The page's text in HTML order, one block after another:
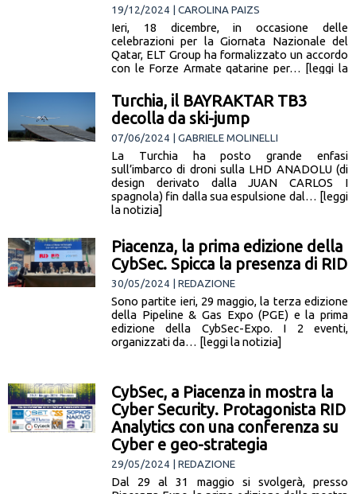
19/12/2024 | CAROLINA PAIZS
Ieri, 18 dicembre, in occasione delle
celebrazioni per la Giornata Nazionale del
Qatar, ELT Group ha formalizzato un accordo
con le Forze Armate qatarine per… [leggi la
Turchia, il BAYRAKTAR TB3
decolla da ski-jump
07/06/2024 | GABRIELE MOLINELLI
La Turchia ha posto grande enfasi
sull’imbarco di droni sulla LHD ANADOLU (di
design derivato dalla JUAN CARLOS I
spagnola) fin dalla sua espulsione dal… [leggi
la notizia]
Piacenza, la prima edizione della
CybSec. Spicca la presenza di RID
30/05/2024 | REDAZIONE
Sono partite ieri, 29 maggio, la terza edizione
della Pipeline & Gas Expo (PGE) e la prima
edizione della CybSec-Expo. I 2 eventi,
organizzati da… [leggi la notizia]
CybSec, a Piacenza in mostra la
Cyber Security. Protagonista RID
Analytics con una conferenza su
Cyber e geo-strategia
29/05/2024 | REDAZIONE
Dal 29 al 31 maggio si svolgerà, presso